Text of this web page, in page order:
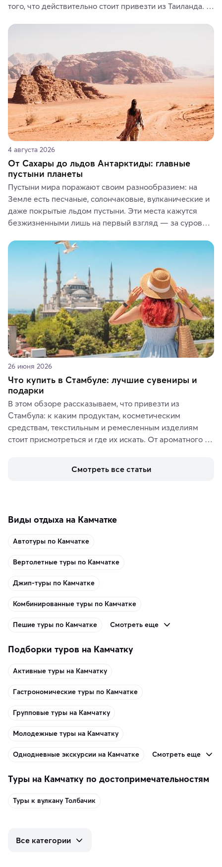
того, что действительно стоит привезти из Таиланда.
средства, одежду, украшения, предметы интерьера
где их купить.
4 августа 2026
От Сахары до льдов Антарктиды: главные
пустыни планеты
Пустыни мира поражают своим разнообразием: на
Земле есть песчаные, солончаковые, вулканические и
даже покрытые льдом пустыни. Эти места кажутся
безжизненными лишь на первый взгляд — за суровой
животные и маршруты, которые дарят одни из самых
ярких впечатлений от путешествий.
26 июня 2026
Что купить в Стамбуле: лучшие сувениры и
подарки
В этом обзоре рассказываем, что привезти из
Стамбула: к каким продуктам, косметическим
средствам, текстильным и ремесленным изделиям
стоит присмотреться и где их искать. От ароматного
аутентичных лавках — в подарок близким или себе на
Смотреть все статьи
Виды отдыха на Камчатке
Автотуры по Камчатке
Вертолетные туры по Камчатке
Джип-туры по Камчатке
Комбинированные туры по Камчатке
Пешие туры по Камчатке Смотреть еще
Подборки туров на Камчатку
Активные туры на Камчатку
Гастрономические туры по Камчатке
Групповые туры на Камчатку
Молодежные туры на Камчатку
Однодневные экскурсии на Камчатке Смотреть еще
Туры на Камчатку по достопримечательностям
Туры к вулкану Толбачик
Все категории